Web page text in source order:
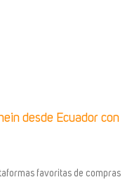
desde Ecuador con
favoritas de compras